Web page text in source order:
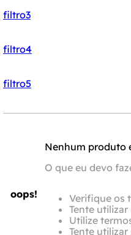
filtro3
filtro4
filtro5
oops!
Nenhum produto
O que eu devo
Verifique os
Tente
Utilize
Tente